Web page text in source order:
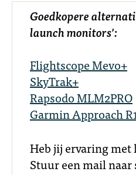
Goedkopere
launch monitors':
Flightscope Mevo+
SkyTrak+
Rapsodo MLM2PRO
Garmin Approach
Heb jij ervaring
Stuur een mail